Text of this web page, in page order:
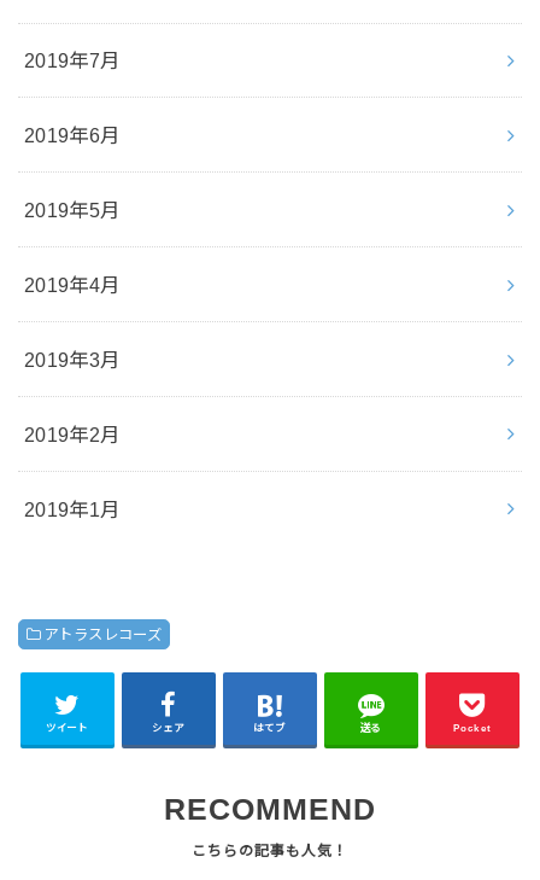
2019年7月
2019年6月
2019年5月
2019年4月
2019年3月
2019年2月
2019年1月
アトラスレコーズ
ツイート シェア はてブ 送る Pocket
RECOMMEND